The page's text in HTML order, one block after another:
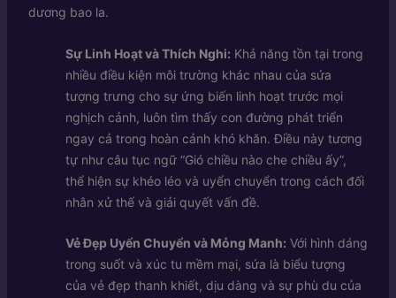
dương bao la.
Sự Linh Hoạt và Thích Nghi: Khả năng tồn tại trong
nhiều điều kiện môi trường khác nhau của sứa
tượng trưng cho sự ứng biến linh hoạt trước mọi
nghịch cảnh, luôn tìm thấy con đường phát triển
ngay cả trong hoàn cảnh khó khăn. Điều này tương
tự như câu tục ngữ “Gió chiều nào che chiều ấy”,
thể hiện sự khéo léo và uyển chuyển trong cách đối
nhân xử thế và giải quyết vấn đề.
Vẻ Đẹp Uyển Chuyển và Mỏng Manh: Với hình dáng
trong suốt và xúc tu mềm mại, sứa là biểu tượng
của vẻ đẹp thanh khiết, dịu dàng và sự phù du của